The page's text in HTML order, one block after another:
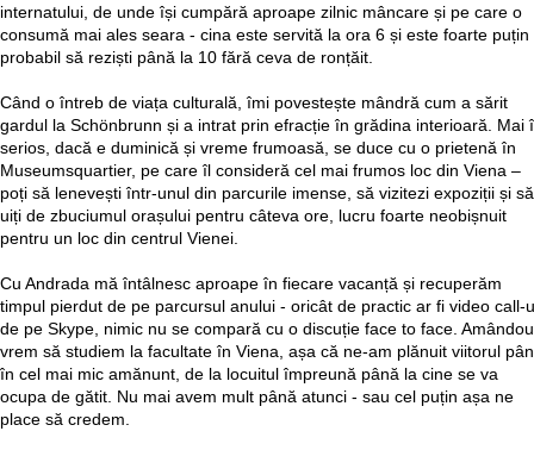
internatului, de unde își cumpără aproape zilnic mâncare și pe care o
consumă mai ales seara - cina este servită la ora 6 și este foarte puțin
probabil să reziști până la 10 fără ceva de ronțăit.
Când o întreb de viața culturală, îmi povestește mândră cum a sărit
gardul la Schönbrunn și a intrat prin efracție în grădina interioară. Mai
serios, dacă e duminică și vreme frumoasă, se duce cu o prietenă în
Museumsquartier, pe care îl consideră cel mai frumos loc din Viena –
poți să lenevești într-unul din parcurile imense, să vizitezi expoziții și să
uiți de zbuciumul orașului pentru câteva ore, lucru foarte neobișnuit
pentru un loc din centrul Vienei.
Cu Andrada mă întâlnesc aproape în fiecare vacanță și recuperăm
timpul pierdut de pe parcursul anului - oricât de practic ar fi video call-
de pe Skype, nimic nu se compară cu o discuție face to face.
vrem să studiem la facultate în Viena, așa că ne-am plănuit viitorul
în cel mai mic amănunt, de la locuitul împreună până la cine se va
ocupa de gătit. Nu mai avem mult până atunci - sau cel puțin așa ne
place să credem.